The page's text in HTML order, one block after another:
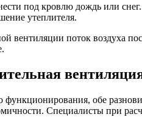
под кровлю дождь или
утеплителя.
вентиляции поток воздуха
функционирования, обе
Специалисты при